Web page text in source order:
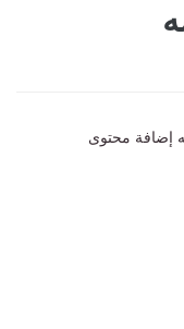
إضافة محتوى